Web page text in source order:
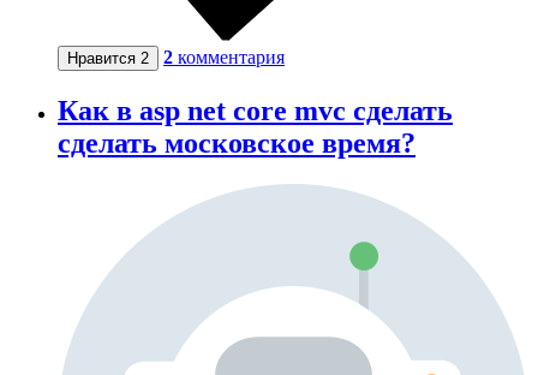
Нравится 2 2 комментария
Как в asp net core mvc сделать
сделать московское время?